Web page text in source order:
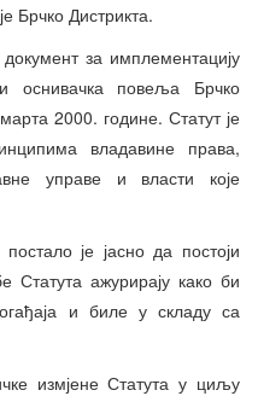
Брчко Дистрикта.
за имплементацију
оснивачка повеља Брчко
2000. године. Статут је
владавине права,
управе и власти које
је јасно да постоји
Статута ажурирају како би
и биле у складу са
измјене Статута у циљу